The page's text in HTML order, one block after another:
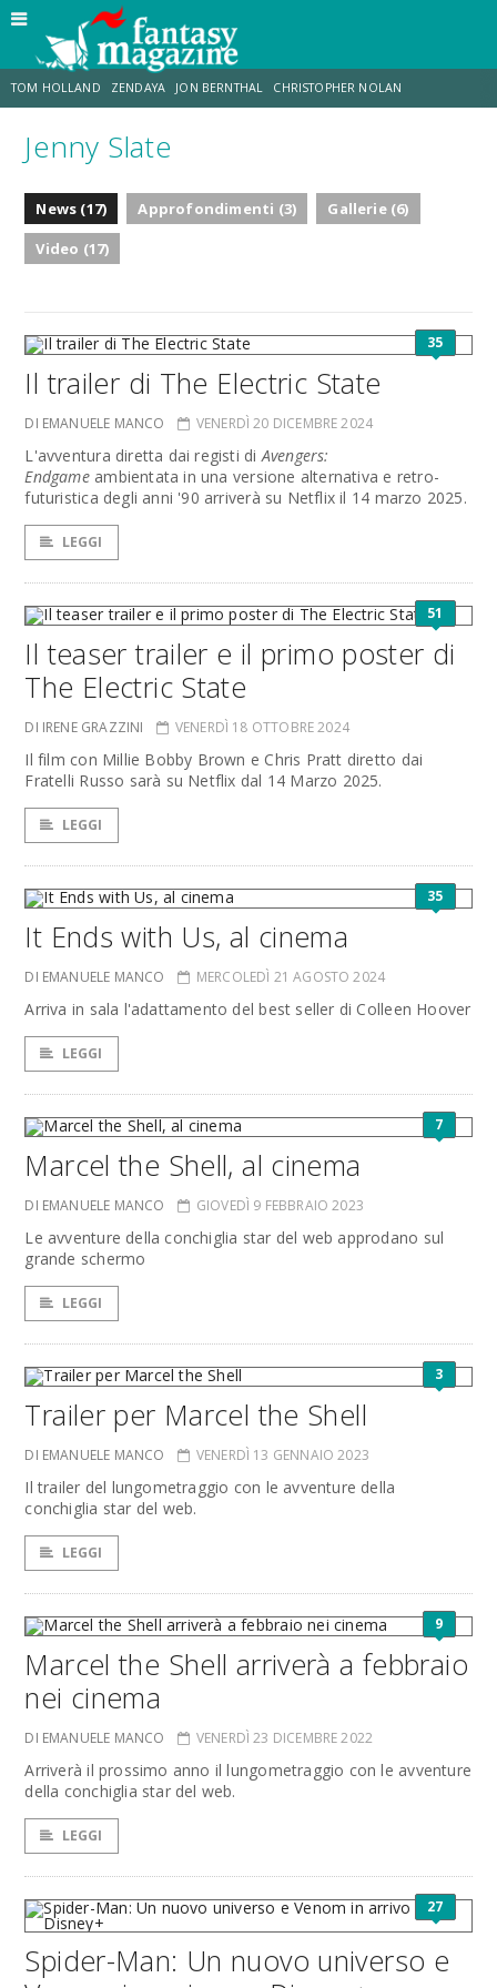
TOM HOLLAND ZENDAYA JON BERNTHAL CHRISTOPHER NOLAN
STRANIMONDI LUCCA COMICS & GAMES
DESTIN DANIEL CRETTON
Jenny Slate
News (17) Approfondimenti (3)
Gallerie (6)
Video (17)
35
Il trailer di The Electric State
DI EMANUELE MANCO VENERDÌ 20 DICEMBRE 2024
L'avventura diretta dai registi diAvengers:
Endgameambientata in una versione alternativa e retro-
futuristica degli anni '90 arriverà su Netflix il 14 marzo 2025.
LEGGI
51
Il teaser trailer e il primo poster di
The Electric State
DI IRENE GRAZZINI VENERDÌ 18 OTTOBRE 2024
Il film con Millie Bobby Brown e Chris Pratt diretto dai
Fratelli Russo sarà su Netflix dal 14 Marzo 2025.
LEGGI
35
It Ends with Us, al cinema
DI EMANUELE MANCO MERCOLEDÌ 21 AGOSTO 2024
Arriva in sala l'adattamento del best seller di Colleen Hoover
LEGGI
7
Marcel the Shell, al cinema
DI EMANUELE MANCO GIOVEDÌ 9 FEBBRAIO 2023
Le avventure della conchiglia star del web approdano sul
grande schermo
LEGGI
3
Trailer per Marcel the Shell
DI EMANUELE MANCO VENERDÌ 13 GENNAIO 2023
Il trailer del lungometraggio con le avventure della
conchiglia star del web.
LEGGI
9
Marcel the Shell arriverà a febbraio
nei cinema
DI EMANUELE MANCO VENERDÌ 23 DICEMBRE 2022
Arriverà il prossimo anno il lungometraggio con le avventure
della conchiglia star del web.
LEGGI
27
Spider-Man: Un nuovo universo e